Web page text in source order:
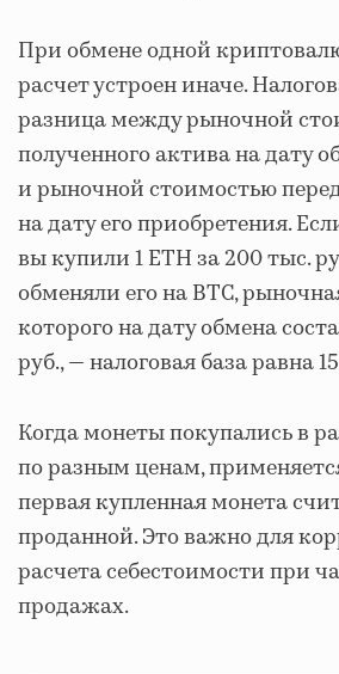
При обмене одной
расчет устроен иначе.
разница между рыночной
полученного актива на дату
и рыночной стоимостью
на дату его приобретения.
вы купили 1 ETH за 200 тыс.
обменяли его на BTC,
которого на дату обмена
руб., — налоговая база равна
Когда монеты покупались в
по разным ценам,
первая купленная монета
проданной. Это важно для
расчета себестоимости при
продажах.